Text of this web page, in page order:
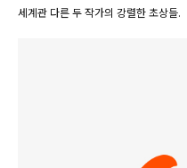
세계관 다른 두 작가의 강렬한 초상들.